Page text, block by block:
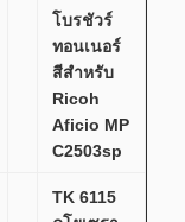
โบรชัวร์
ทอนเนอร์
สีสําหรับ
Ricoh
Aficio MP
C2503sp
TK 6115